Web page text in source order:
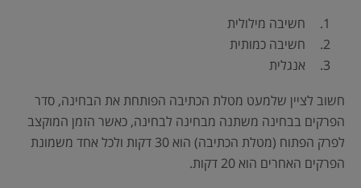
חשיבה מילולית
חשיבה כמותית
אנגלית
חשוב לציין שלמעט מטלת הכתיבה הפותחת את הבחינה, סדר
הפרקים בבחינה משתנה מבחינה לבחינה, כאשר הזמן המוקצב
לפרק הפתוח (מטלת הכתיבה) הוא 30 דקות ולכל אחד משמונת
הפרקים האחרים הוא 20 דקות.